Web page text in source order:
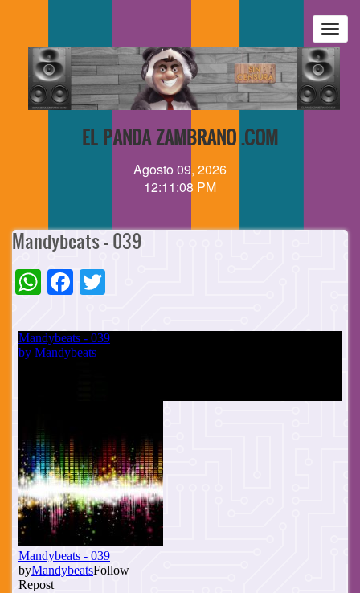
contenido
principal
EL PANDA ZAMBRANO .COM
Agosto 09, 2026
12:11:08 PM
Mandybeats - 039
WhatsApp
Facebook